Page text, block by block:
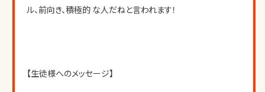
ル、前向き、積極的 な人だねと言われます！
【生徒様へのメッセージ】